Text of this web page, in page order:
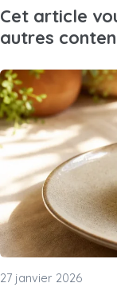
Cet article
autres
27 janvier 2026